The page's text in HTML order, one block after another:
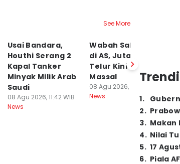
See More
Usai Bandara,
Houthi Serang 2
Kapal Tanker
Minyak Milik Arab
Saudi
08 Agu 2026, 11:42 WIB
News
Wabah Salmonella
di AS, Jutaan Lusin
Telur Kini Ditarik
Massal
08 Agu 2026, 11:40 WIB
News
08
1.
2.
3. Makan
4. Nilai
5. 17
6. Piala